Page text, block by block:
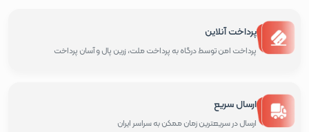
پرداخت آنلاین
پرداخت امن توسط درگاه به پرداخت ملت، زرین پال و آسان پرداخت
ارسال سریع
ارسال در سریعترین زمان ممکن به سراسر ایران